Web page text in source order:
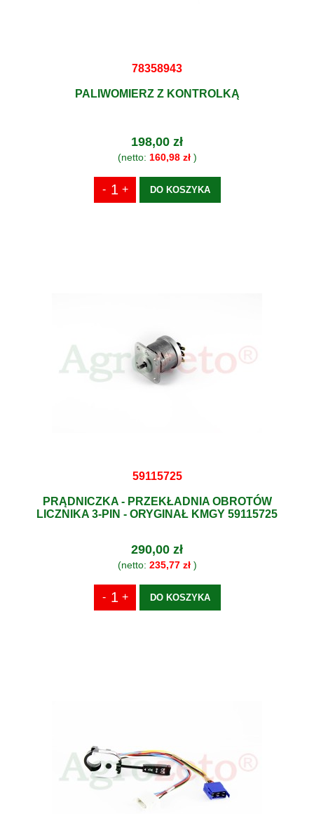
78358943
PALIWOMIERZ Z KONTROLKĄ
198,00 zł
(netto: 160,98 zł)
DO KOSZYKA
59115725
PRĄDNICZKA - PRZEKŁADNIA OBROTÓW
LICZNIKA 3-PIN - ORYGINAŁ KMGY 59115725
290,00 zł
(netto: 235,77 zł)
DO KOSZYKA